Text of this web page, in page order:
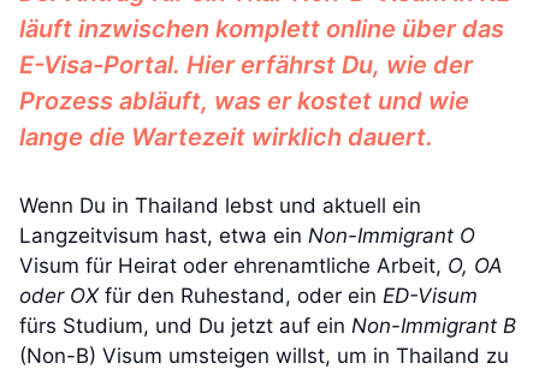
läuft inzwischen komplett online über das
E-Visa-Portal. Hier erfährst Du, wie der
Prozess abläuft, was er kostet und wie
lange die Wartezeit wirklich dauert.
Wenn Du in Thailand lebst und aktuell ein
Langzeitvisum hast, etwa ein Non-Immigrant O
Visum für Heirat oder ehrenamtliche Arbeit, O, OA
oder OXfür den Ruhestand, oder ein ED-Visum
fürs Studium, und Du jetzt auf ein Non-Immigrant B
(Non-B) Visum umsteigen willst, um in Thailand zu